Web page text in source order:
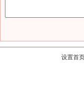
设置首